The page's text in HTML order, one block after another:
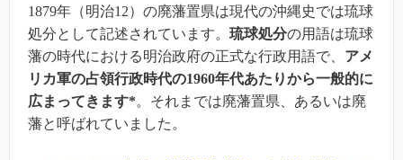
1879年（明治12）の廃藩置県は現代の沖縄史では琉球
処分として記述されています。 琉球処分の用語は琉球
藩の時代における明治政府の正式な行政用語で、 アメ
リカ軍の占領行政時代の1960年代あたりから一般的に
広まってきます*。それまでは廃藩置県、あるいは廃
藩と呼ばれていました。